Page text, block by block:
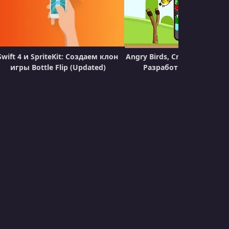
4 и SpriteKit: Создаем клон
игры Bottle Flip (Updated)
Angry Birds, Crossy Road и
Разработка игр на